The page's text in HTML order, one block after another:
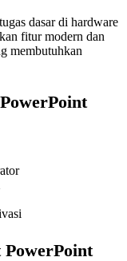
dasar di hardware
fitur modern dan
membutuhkan